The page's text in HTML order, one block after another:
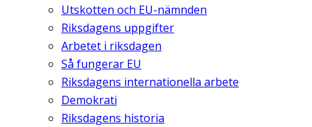
Utskotten och EU-nämnden
Riksdagens uppgifter
Arbetet i riksdagen
Så fungerar EU
Riksdagens internationella arbete
Demokrati
Riksdagens historia